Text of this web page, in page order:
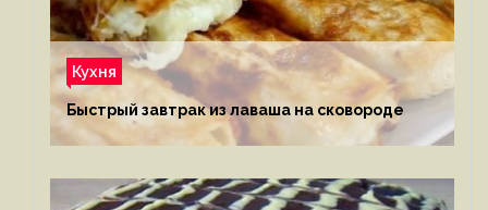
Кухня
Быстрый завтрак из лаваша на сковороде